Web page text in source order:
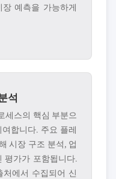
예측을 가능하게
석
세스의 핵심 부분으
합니다. 주요 플레
시장 구조 분석, 업
평가가 포함됩니다.
에서 수집되어 신